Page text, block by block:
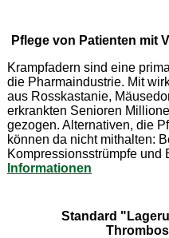
Pflege von Patienten mit
Krampfadern sind eine
die Pharmaindustrie. Mit
aus Rosskastanie,
erkrankten Senioren
gezogen. Alternativen, die
können da nicht mithalten:
Kompressionsstrümpfe und
Informationen
Standard